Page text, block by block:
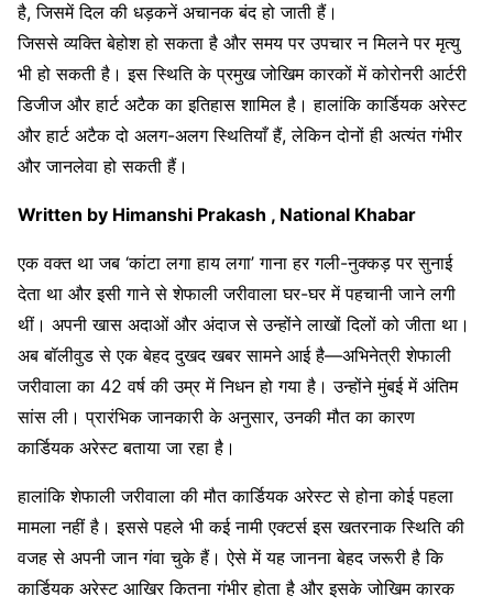
है, जिसमें दिल की धड़कनें अचानक बंद हो जाती हैं।
जिससे व्यक्ति बेहोश हो सकता है और समय पर उपचार न मिलने पर मृत्यु
भी हो सकती है। इस स्थिति के प्रमुख जोखिम कारकों में कोरोनरी आर्टरी
डिजीज और हार्ट अटैक का इतिहास शामिल है। हालांकि कार्डियक अरेस्ट
और हार्ट अटैक दो अलग-अलग स्थितियाँ हैं, लेकिन दोनों ही अत्यंत गंभीर
और जानलेवा हो सकती हैं।
Written by Himanshi Prakash , National Khabar
एक वक्त था जब ‘कांटा लगा हाय लगा’ गाना हर गली-नुक्कड़ पर सुनाई
देता था और इसी गाने से शेफाली जरीवाला घर-घर में पहचानी जाने लगी
थीं। अपनी खास अदाओं और अंदाज से उन्होंने लाखों दिलों को जीता था।
अब बॉलीवुड से एक बेहद दुखद खबर सामने आई है—अभिनेत्री शेफाली
जरीवाला का 42 वर्ष की उम्र में निधन हो गया है। उन्होंने मुंबई में अंतिम
सांस ली। प्रारंभिक जानकारी के अनुसार, उनकी मौत का कारण
कार्डियक अरेस्ट बताया जा रहा है।
हालांकि शेफाली जरीवाला की मौत कार्डियक अरेस्ट से होना कोई पहला
मामला नहीं है। इससे पहले भी कई नामी एक्टर्स इस खतरनाक स्थिति की
वजह से अपनी जान गंवा चुके हैं। ऐसे में यह जानना बेहद जरूरी है कि
कार्डियक अरेस्ट आखिर कितना गंभीर होता है और इसके जोखिम कारक